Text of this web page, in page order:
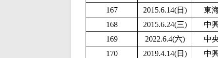
167 2015.6.14(日)
東
168
2015.6.24(三)
中
169
2022.6.4(六)
中
170
2019.4.14(日)
中